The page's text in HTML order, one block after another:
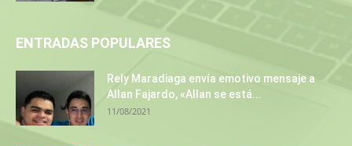
ENTRADAS POPULARES
Rely Maradiaga envía emotivo mensaje a
Allan Fajardo, «Allan se está...
11/08/2021